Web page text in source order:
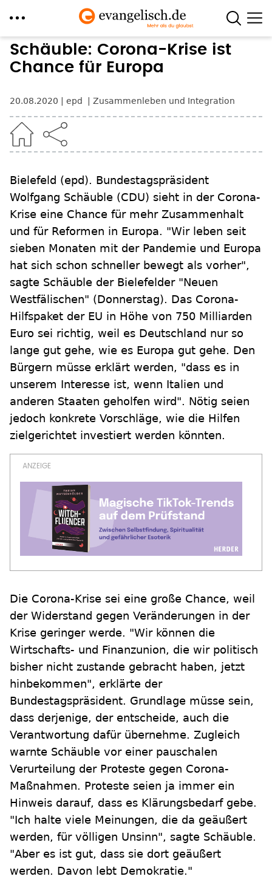
Direkt
zum
Schäuble: Corona-Krise ist
Chance für Europa
20.08.2020 epd Zusammenleben und Integration
Bielefeld (epd). Bundestagspräsident
Wolfgang Schäuble (CDU) sieht in der Corona-
Krise eine Chance für mehr Zusammenhalt
und für Reformen in Europa. "Wir leben seit
sieben Monaten mit der Pandemie und Europa
hat sich schon schneller bewegt als vorher",
sagte Schäuble der Bielefelder "Neuen
Westfälischen" (Donnerstag). Das Corona-
Hilfspaket der EU in Höhe von 750 Milliarden
Euro sei richtig, weil es Deutschland nur so
lange gut gehe, wie es Europa gut gehe. Den
Bürgern müsse erklärt werden, "dass es in
unserem Interesse ist, wenn Italien und
anderen Staaten geholfen wird". Nötig seien
jedoch konkrete Vorschläge, wie die Hilfen
zielgerichtet investiert werden könnten.
Die Corona-Krise sei eine große Chance, weil
der Widerstand gegen Veränderungen in der
Krise geringer werde. "Wir können die
Wirtschafts- und Finanzunion, die wir politisch
bisher nicht zustande gebracht haben, jetzt
hinbekommen", erklärte der
Bundestagspräsident. Grundlage müsse sein,
dass derjenige, der entscheide, auch die
Verantwortung dafür übernehme. Zugleich
warnte Schäuble vor einer pauschalen
Verurteilung der Proteste gegen Corona-
Maßnahmen. Proteste seien ja immer ein
Hinweis darauf, dass es Klärungsbedarf gebe.
"Ich halte viele Meinungen, die da geäußert
werden, für völligen Unsinn", sagte Schäuble.
"Aber es ist gut, dass sie dort geäußert
werden. Davon lebt Demokratie."